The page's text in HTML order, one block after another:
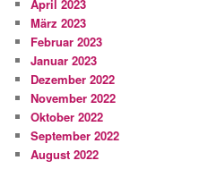
April 2023
März 2023
Februar 2023
Januar 2023
Dezember 2022
November 2022
Oktober 2022
September 2022
August 2022